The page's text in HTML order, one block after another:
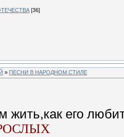
[36]
» ПЕСНИ В НАРОДНОМ СТИЛЕ
жить,как его